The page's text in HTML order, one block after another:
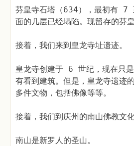
芬皇寺石塔（634），最初有
面的几层已经塌陷。现留存的芬
接着，我们来到皇龙寺址遗迹。
皇龙寺创建于 6 世纪，现在只
有看到建筑。但是，皇龙寺遗迹
多件文物，包括佛像等等。
接着，我们到庆州的南山佛教文化
南山是新罗人的圣山。